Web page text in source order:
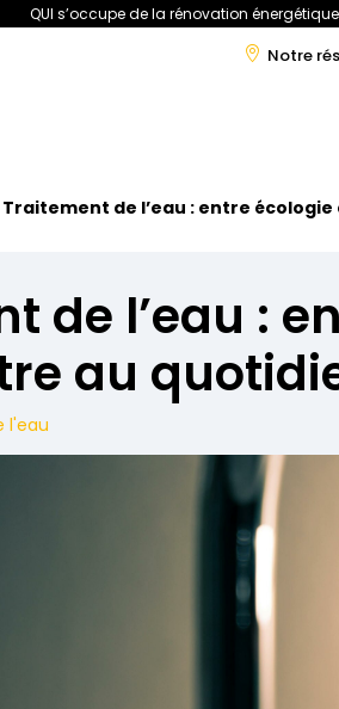
QUI s’occupe de la rénovation
Notre
Rénovation
Traitement de l’eau : entre
de l’eau :
au
l'eau